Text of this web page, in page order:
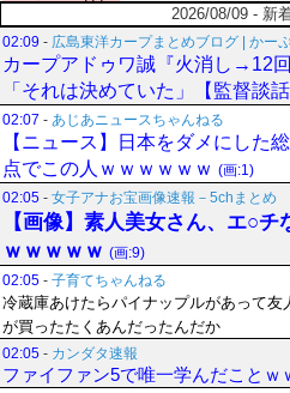
2026/08/09 - 新
02:09 - 広島東洋カープまとめブログ | かー
カープアドゥワ誠『火消し→12
「それは決めていた」【監督談話
02:07 - あじあニュースちゃんねる
【ニュース】日本をダメにした
点でこの人ｗｗｗｗｗｗ (画:1)
02:05 - 女子アナお宝画像速報－5chまとめ
【画像】素人美女さん、エ○
ｗｗｗｗｗ (画:9)
02:05 - 子育てちゃんねる
冷蔵庫あけたらパイナップルがあって
が買ったたくあんだったんだか
02:05 - カンダタ速報
ファイファン5で唯一学んだことｗ